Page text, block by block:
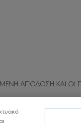
ΑΠΟΔΟΣΗ ΚΑΙ ΟΙ
Eurobank ΑΕΔΑΚ